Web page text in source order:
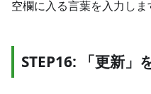
空欄に入る言葉を入力しま
STEP16: 「更新」